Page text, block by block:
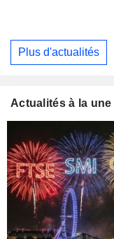
Plus d'actualités
Actualités à la une